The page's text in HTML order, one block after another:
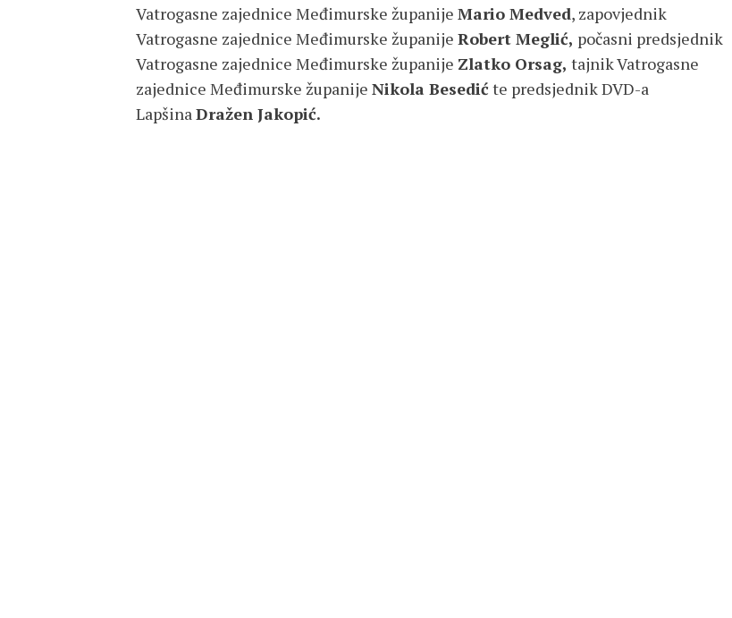
Vatrogasne zajednice Međimurske županije Mario Medved, zapovjednik
Vatrogasne zajednice Međimurske županije Robert Meglić, počasni predsjednik
Vatrogasne zajednice Međimurske županije Zlatko Orsag, tajnik Vatrogasne
zajednice Međimurske županije Nikola Besedić te predsjednik DVD-a
LapšinaDražen Jakopić.